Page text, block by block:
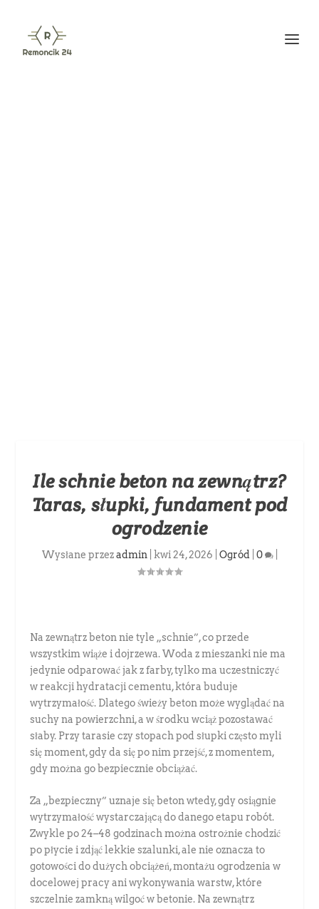
Ile schnie beton na zewnątrz?
Taras, słupki, fundament pod
ogrodzenie
Wysłane przezadmin kwi 24, 2026 Ogród 0 |
Na zewnątrz beton nie tyle „schnie”, co przede
wszystkim wiąże i dojrzewa. Woda z mieszanki nie ma
jedynie odparować jak z farby, tylko ma uczestniczyć
w reakcji hydratacji cementu, która buduje
wytrzymałość. Dlatego świeży beton może wyglądać na
suchy na powierzchni, a w środku wciąż pozostawać
słaby. Przy tarasie czy stopach pod słupki często myli
się moment, gdy da się po nim przejść, z momentem,
gdy można go bezpiecznie obciążać.
Za „bezpieczny” uznaje się beton wtedy, gdy osiągnie
wytrzymałość wystarczającą do danego etapu robót.
Zwykle po 24–48 godzinach można ostrożnie chodzić
po płycie i zdjąć lekkie szalunki, ale nie oznacza to
gotowości do dużych obciążeń, montażu ogrodzenia w
docelowej pracy ani wykonywania warstw, które
szczelnie zamkną wilgoć w betonie. Na zewnątrz